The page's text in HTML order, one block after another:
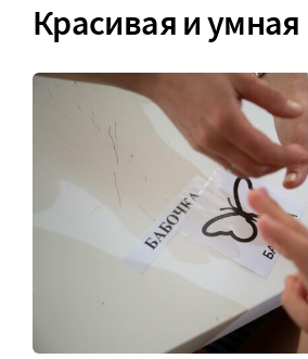
Красивая и умная